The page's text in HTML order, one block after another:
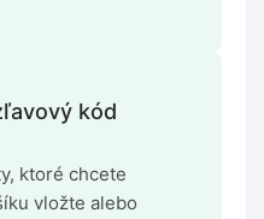
kód
ktoré chcete
vložte alebo